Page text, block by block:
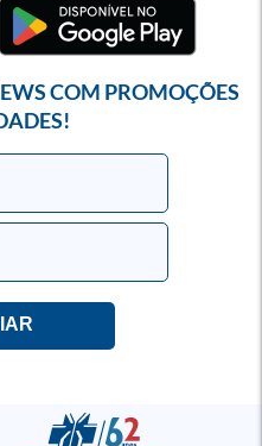
COM PROMOÇÕES